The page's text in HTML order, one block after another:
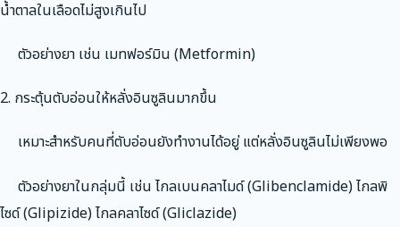
น้ำตาลในเลือดไม่สูงเกินไป
ตัวอย่างยา เช่น เมทฟอร์มิน (Metformin)
2. กระตุ้นตับอ่อนให้หลั่งอินซูลินมากขึ้น
เหมาะสำหรับคนที่ตับอ่อนยังทำงานได้อยู่ แต่หลั่งอินซูลินไม่เพียงพอ
ตัวอย่างยาในกลุ่มนี้ เช่น ไกลเบนคลาไมด์ (Glibenclamide) ไกลพิ
ไซด์ (Glipizide) ไกลคลาไซด์ (Gliclazide)